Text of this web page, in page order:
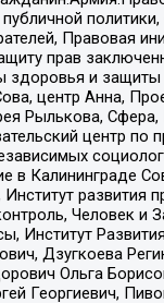
Правовая
прав
здоровья и
центр Анна,
Рылькова,
центр по
в Калининграде
развития
Человек и
Институт
Дзугкоева
Ольга
Георгиевич,